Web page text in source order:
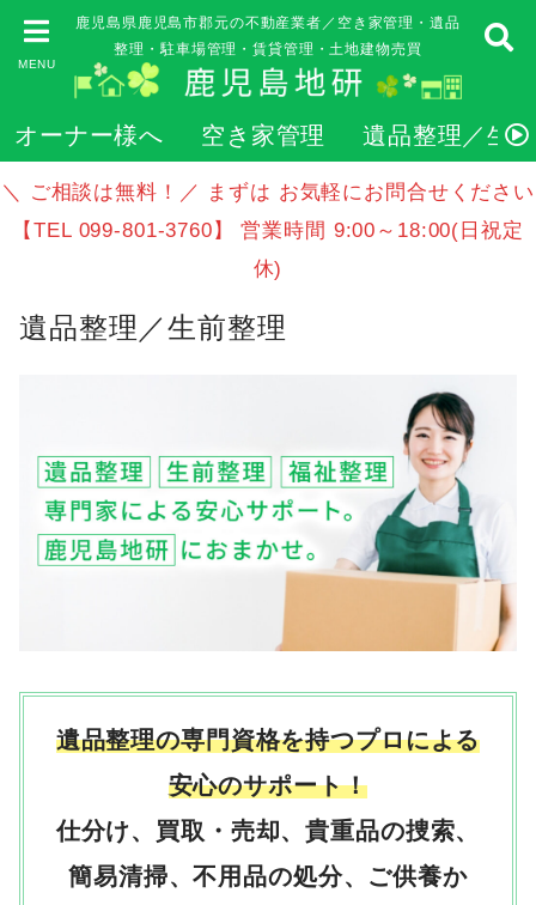
MENU
鹿児島県鹿児島市郡元の不動産業者／空き家管理・遺品
整理・駐車場管理・賃貸管理・土地建物売買
オーナー様へ 空き家管理 遺品整理／生
＼ ご相談は無料！／ まずは お気軽にお問合せください
【TEL 099-801-3760】 営業時間 9:00～18:00(日祝定
休)
遺品整理／生前整理
遺品整理の専門資格を持つプロによる
安心のサポート！
仕分け、買取・売却、貴重品の捜索、
簡易清掃、不用品の処分、ご供養か